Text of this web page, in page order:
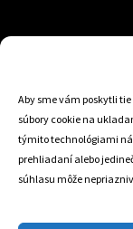
Aby sme vám poskytli
súbory cookie na
týmito technológiami
prehliadaní alebo
súhlasu môže